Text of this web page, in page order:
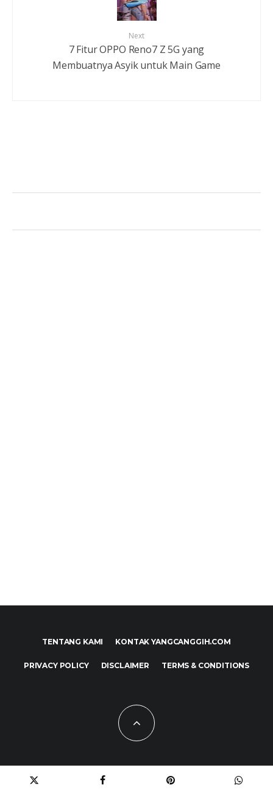
Next
7 Fitur OPPO Reno7 Z 5G yang
Membuatnya Asyik untuk Main Game
TENTANG KAMI KONTAK YANGCANGGIH.COM
PRIVACY POLICY DISCLAIMER TERMS & CONDITIONS